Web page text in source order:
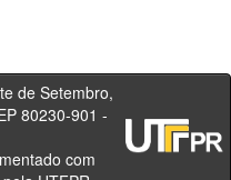
80230-901 -
- Brasil
com